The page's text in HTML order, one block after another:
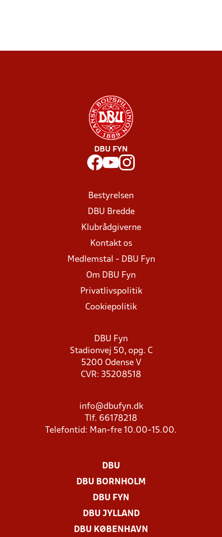
DBU FYN
Bestyrelsen
DBU Bredde
Klubrådgiverne
Kontakt os
Medlemstal - DBU Fyn
Om DBU Fyn
Privatlivspolitik
Cookiepolitik
DBU Fyn
Stadionvej 50, opg. C
5200 Odense V
CVR: 35208518
info@dbufyn.dk
Tlf. 66178218
Telefontid: Man-fre 10.00-15.00.
DBU
DBU BORNHOLM
DBU FYN
DBU JYLLAND
DBU KØBENHAVN